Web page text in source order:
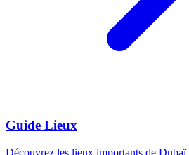
Guide Lieux
Découvrez les lieux importants de Dubaï.